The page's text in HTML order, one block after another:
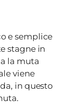
e semplice
stagne in
la muta
viene
in questo